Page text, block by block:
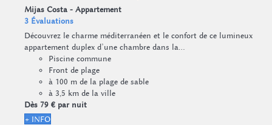
Mijas Costa - Appartement
3 Évaluations
Découvrez le charme méditerranéen et le confort de ce lumineux
appartement duplex d’une chambre dans la...
Piscine commune
Front de plage
à 100 m de la plage de sable
à 3,5 km de la ville
Dès 79 € par nuit
+ INFO